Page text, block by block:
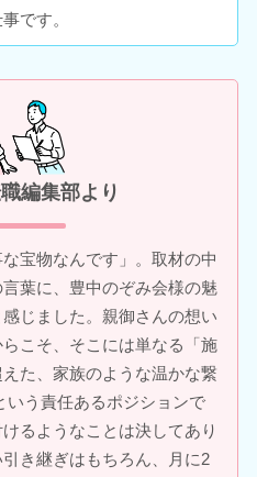
です。
編集部より
宝物なんです」。取材の中
葉に、豊中のぞみ会様の魅
じました。親御さんの想い
こそ、そこには単なる「施
た、家族のような温かな繋
いう責任あるポジションで
るようなことは決してあり
き継ぎはもちろん、月に2